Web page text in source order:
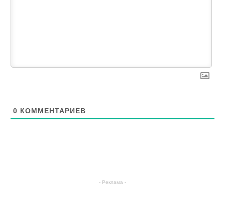
0 КОММЕНТАРИЕВ
- Реклама -